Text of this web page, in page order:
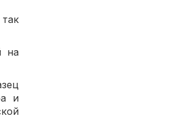
на
и